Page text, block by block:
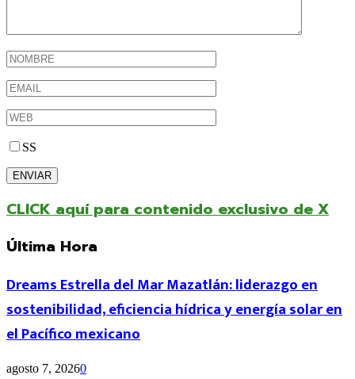
SS
CLICK aquí para contenido exclusivo de X
Última Hora
Dreams Estrella del Mar Mazatlán: liderazgo en
sostenibilidad, eficiencia hídrica y energía solar en
el Pacífico mexicano
agosto 7, 20260